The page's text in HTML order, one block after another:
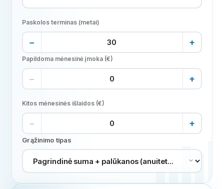
Paskolos terminas (metai)
− +
Papildoma mėnesinė įmoka (€)
− +
Kitos mėnesinės išlaidos (€)
− +
Grąžinimo tipas